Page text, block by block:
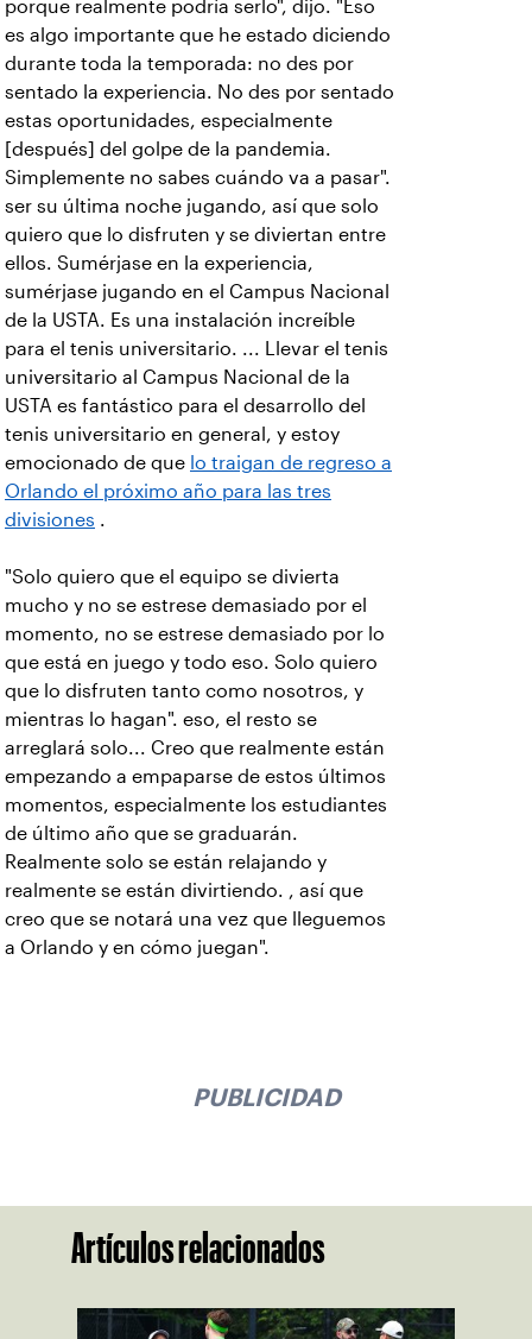
porque realmente podría serlo", dijo. "Eso
es algo importante que he estado diciendo
durante toda la temporada: no des por
sentado la experiencia. No des por sentado
estas oportunidades, especialmente
[después] del golpe de la pandemia.
Simplemente no sabes cuándo va a pasar".
ser su última noche jugando, así que solo
quiero que lo disfruten y se diviertan entre
ellos. Sumérjase en la experiencia,
sumérjase jugando en el Campus Nacional
de la USTA. Es una instalación increíble
para el tenis universitario. ... Llevar el tenis
universitario al Campus Nacional de la
USTA es fantástico para el desarrollo del
tenis universitario en general, y estoy
emocionado de que lo traigan de regreso a
Orlando el próximo año para las tres
divisiones .
"Solo quiero que el equipo se divierta
mucho y no se estrese demasiado por el
momento, no se estrese demasiado por lo
que está en juego y todo eso. Solo quiero
que lo disfruten tanto como nosotros, y
mientras lo hagan". eso, el resto se
arreglará solo... Creo que realmente están
empezando a empaparse de estos últimos
momentos, especialmente los estudiantes
de último año que se graduarán.
Realmente solo se están relajando y
realmente se están divirtiendo. , así que
creo que se notará una vez que lleguemos
a Orlando y en cómo juegan".
PUBLICIDAD
Artículos relacionados